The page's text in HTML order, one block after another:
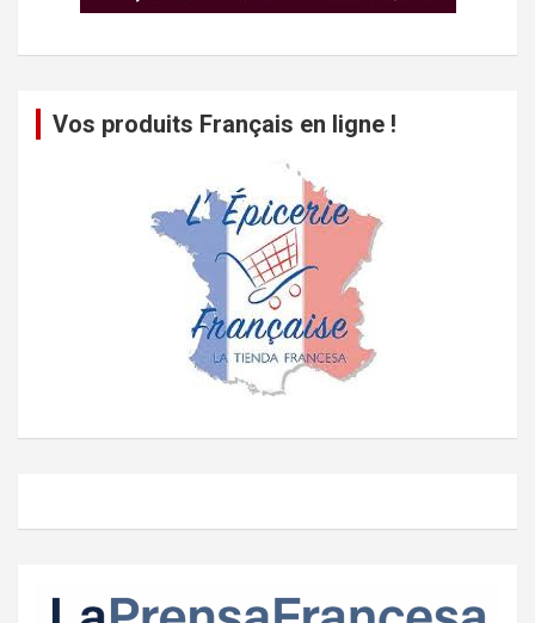
Vos produits Français en ligne !